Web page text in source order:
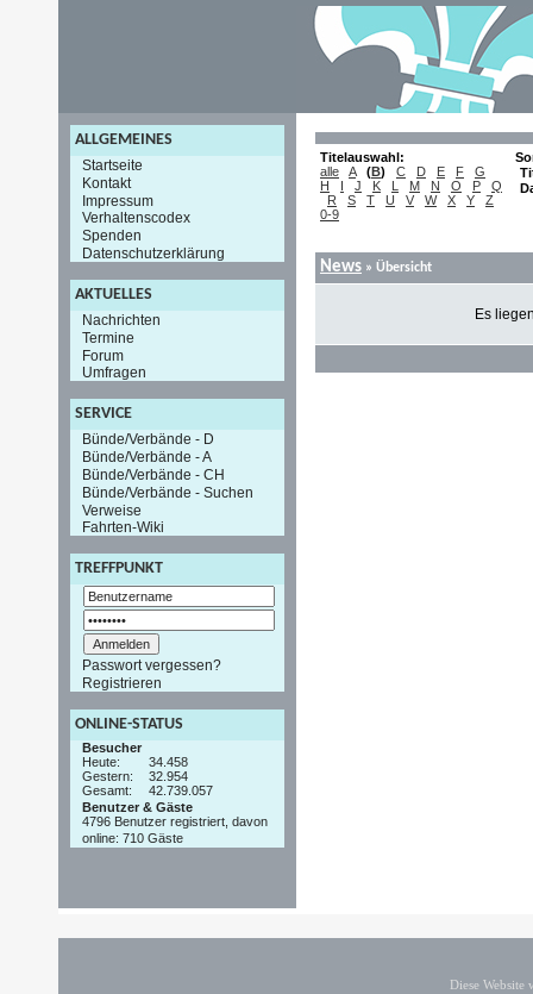
ALLGEMEINES
Startseite
Kontakt
Impressum
Verhaltenscodex
Spenden
Datenschutzerklärung
AKTUELLES
Nachrichten
Termine
Forum
Umfragen
SERVICE
Bünde/Verbände - D
Bünde/Verbände - A
Bünde/Verbände - CH
Bünde/Verbände - Suchen
Verweise
Fahrten-Wiki
TREFFPUNKT
Passwort vergessen?
Registrieren
ONLINE-STATUS
Besucher
Heute:
34.458
Gestern:
32.954
Gesamt:
42.739.057
Benutzer & Gäste
4796 Benutzer registriert, davon
online: 710 Gäste
Titelauswahl:
alle
A (B) C D E F
G
H
I J K L M N O P
Q
R
S T U V W X Y
Z
0-9
News » Übersicht
Es
Diese